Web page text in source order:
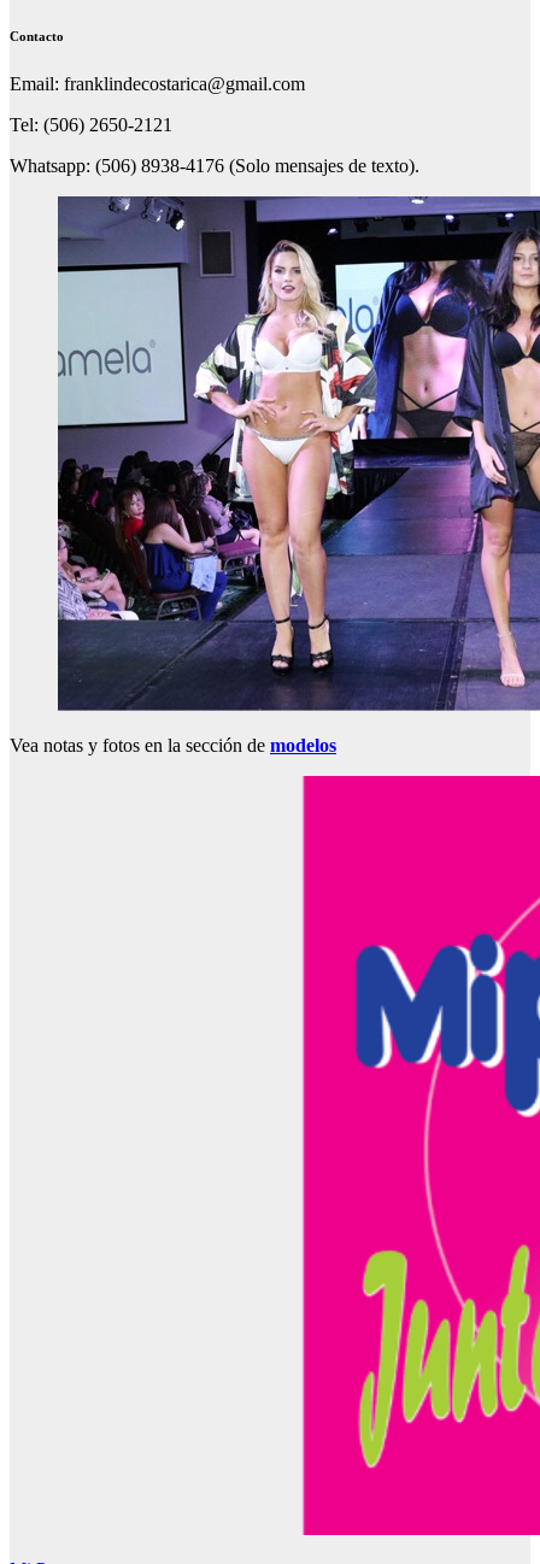
Contacto
Email: franklindecostarica@gmail.com
Tel: (506) 2650-2121
Whatsapp: (506) 8938-4176 (Solo mensajes de texto).
Vea notas y fotos en la sección de modelos